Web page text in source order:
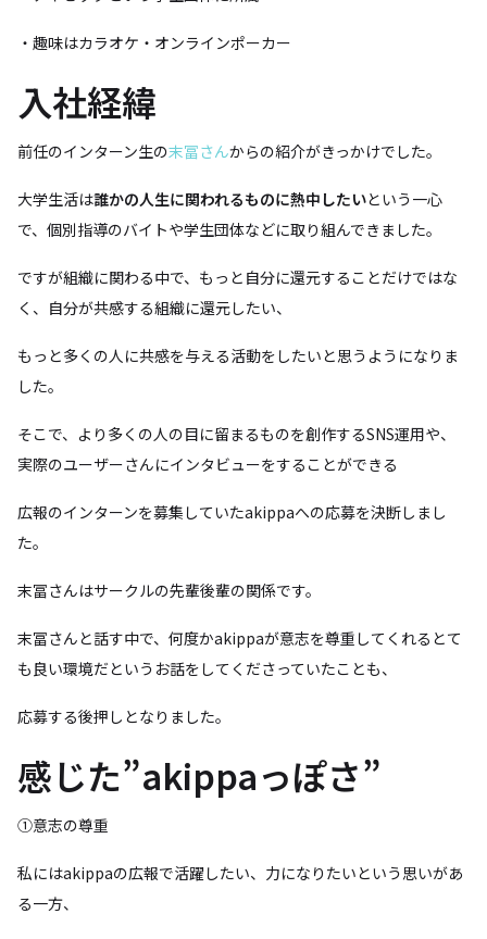
・趣味はカラオケ・オンラインポーカー
入社経緯
前任のインターン生の末冨さんからの紹介がきっかけでした。
大学生活は誰かの人生に関われるものに熱中したいという一心
で、個別指導のバイトや学生団体などに取り組んできました。
ですが組織に関わる中で、もっと自分に還元することだけではな
く、自分が共感する組織に還元したい、
もっと多くの人に共感を与える活動をしたいと思うようになりま
した。
そこで、より多くの人の目に留まるものを創作するSNS運用や、
実際のユーザーさんにインタビューをすることができる
広報のインターンを募集していたakippaへの応募を決断しまし
た。
末冨さんはサークルの先輩後輩の関係です。
末冨さんと話す中で、何度かakippaが意志を尊重してくれるとて
も良い環境だというお話をしてくださっていたことも、
応募する後押しとなりました。
感じた”akippaっぽさ”
①意志の尊重
私にはakippaの広報で活躍したい、力になりたいという思いがあ
る一方、